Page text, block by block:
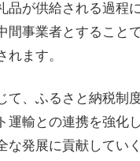
品が供給される過程
間事業者とすること
ます。
て、ふるさと納税制
運輸との連携を強化
な発展に貢献してい